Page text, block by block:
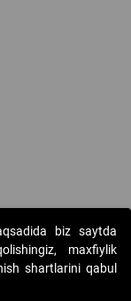
biz saytda
maxfiylik
shartlarini qabul